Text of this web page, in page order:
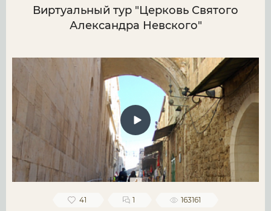
Виртуальный тур "Церковь Святого
Александра Невского"
41 1 163161